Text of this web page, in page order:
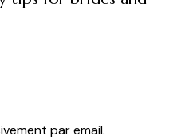
par email.